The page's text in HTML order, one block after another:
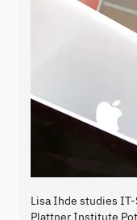
Lisa Ihde studies
Plattner Institute